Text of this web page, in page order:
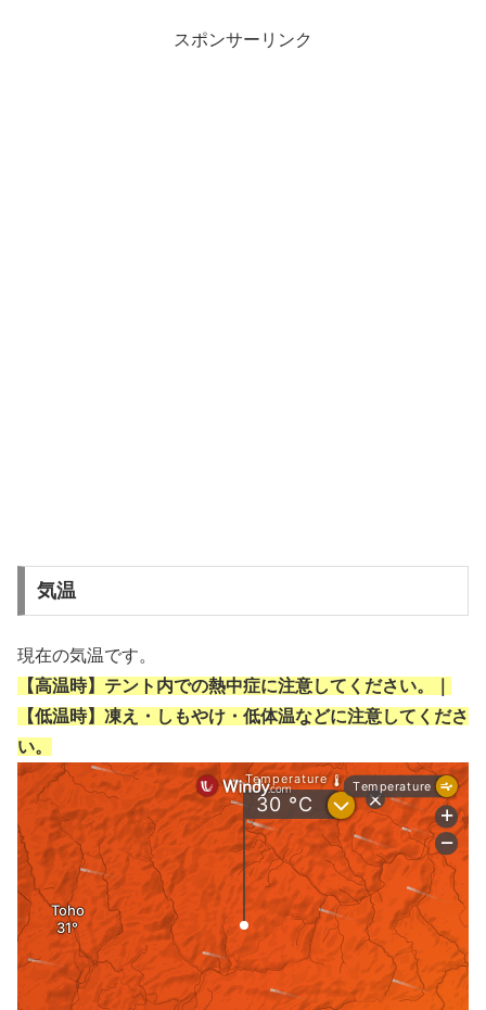
スポンサーリンク
気温
現在の気温です。
【高温時】テント内での熱中症に注意してください。｜
【低温時】凍え・しもやけ・低体温などに注意してくださ
い。